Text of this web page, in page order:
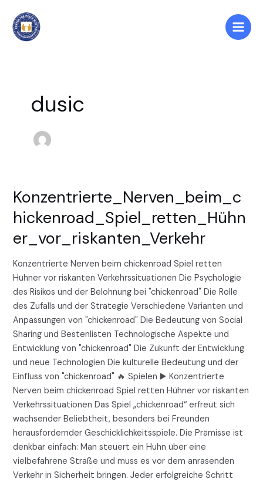
content
Main
dusic
Konzentrierte_Nerven_beim_c
hickenroad_Spiel_retten_Hühn
er_vor_riskanten_Verkehr
Konzentrierte Nerven beim chickenroad Spiel retten
Hühner vor riskanten Verkehrssituationen Die Psychologie
des Risikos und der Belohnung bei "chickenroad" Die Rolle
des Zufalls und der Strategie Verschiedene Varianten und
Anpassungen von "chickenroad" Die Bedeutung von Social
Sharing und Bestenlisten Technologische Aspekte und
Entwicklung von "chickenroad" Die Zukunft der Entwicklung
und neue Technologien Die kulturelle Bedeutung und der
Einfluss von "chickenroad" 🔥 Spielen ▶️ Konzentrierte
Nerven beim chickenroad Spiel retten Hühner vor riskanten
Verkehrssituationen Das Spiel „chickenroad“ erfreut sich
wachsender Beliebtheit, besonders bei Freunden
herausfordernder Geschicklichkeitsspiele. Die Prämisse ist
denkbar einfach: Man steuert ein Huhn über eine
vielbefahrene Straße und muss es vor dem anrasenden
Verkehr in Sicherheit bringen. Jeder erfolgreiche Schritt